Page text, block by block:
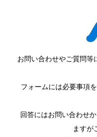
お問い合わせやご質問等
フォームには必要事項
回答にはお問い合わせ
ますが